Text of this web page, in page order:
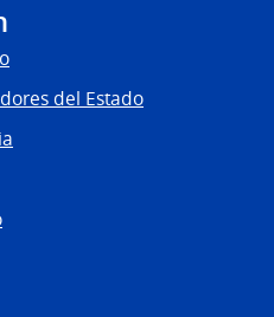
del Estado